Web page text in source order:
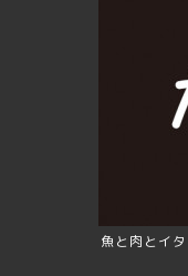
魚と肉とイ